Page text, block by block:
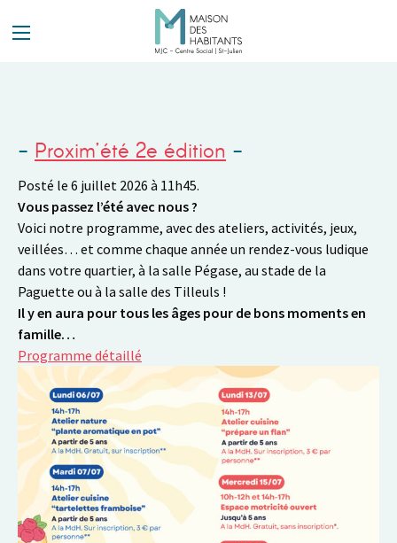
Proxim’été 2e édition
Posté le 6 juillet 2026 à 11h45.
Vous passez l’été avec nous ?
Voici notre programme, avec des ateliers, activités, jeux,
veillées… et comme chaque année un rendez-vous ludique
dans votre quartier, à la salle Pégase, au stade de la
Paguette ou à la salle des Tilleuls !
Il y en aura pour tous les âges pour de bons moments en
famille…
Programme détaillé
Panneau de gestion des cookies